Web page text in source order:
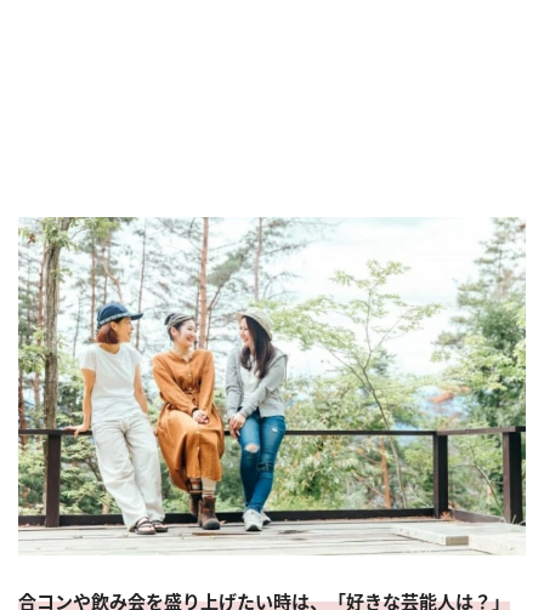
合コンや飲み会を盛り上げたい時は、「好きな芸能人は？」